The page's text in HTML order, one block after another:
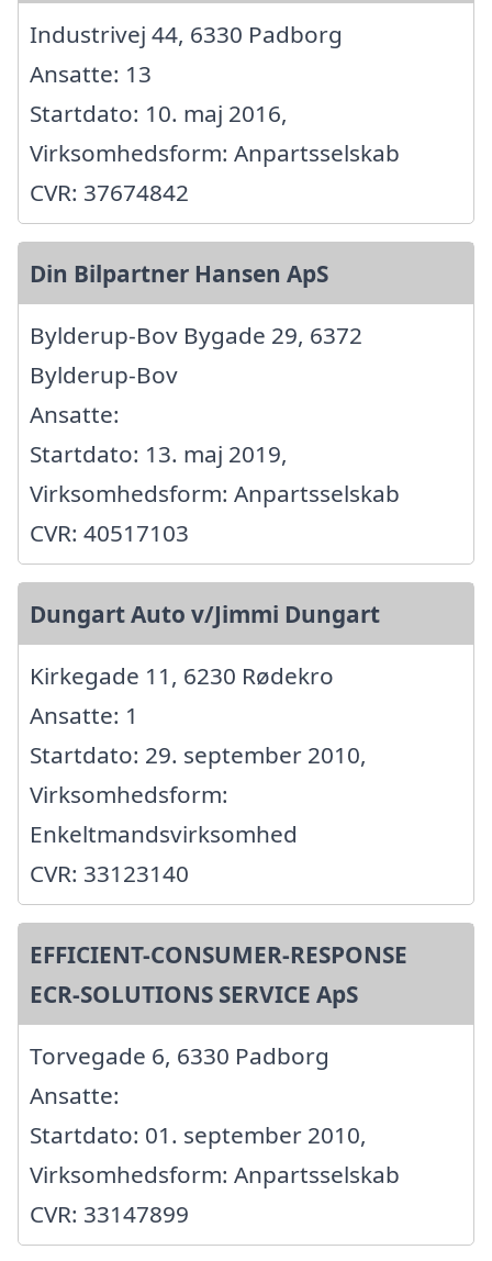
Industrivej 44, 6330 Padborg
Ansatte: 13
Startdato: 10. maj 2016,
Virksomhedsform: Anpartsselskab
CVR: 37674842
Din Bilpartner Hansen ApS
Bylderup-Bov Bygade 29, 6372
Bylderup-Bov
Ansatte:
Startdato: 13. maj 2019,
Virksomhedsform: Anpartsselskab
CVR: 40517103
Dungart Auto v/Jimmi Dungart
Kirkegade 11, 6230 Rødekro
Ansatte: 1
Startdato: 29. september 2010,
Virksomhedsform:
Enkeltmandsvirksomhed
CVR: 33123140
EFFICIENT-CONSUMER-RESPONSE
ECR-SOLUTIONS SERVICE ApS
Torvegade 6, 6330 Padborg
Ansatte:
Startdato: 01. september 2010,
Virksomhedsform: Anpartsselskab
CVR: 33147899